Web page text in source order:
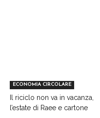
ECONOMIA CIRCOLARE
Il riciclo non va in vacanza,
l’estate di Raee e cartone